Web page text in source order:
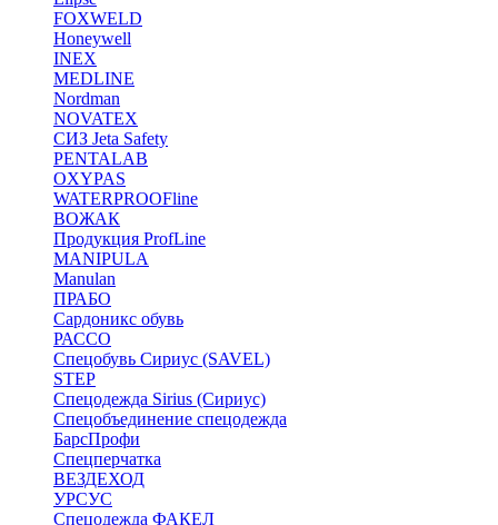
FOXWELD
Honeywell
INEX
MEDLINE
Nordman
NOVATEX
СИЗ Jeta Safety
PENTALAB
OXYPAS
WATERPROOFline
ВОЖАК
Продукция ProfLine
MANIPULA
Manulan
ПРАБО
Сардоникс обувь
РАССО
Спецобувь Сириус (SAVEL)
STEP
Спецодежда Sirius (Сириус)
Спецобъединение спецодежда
БарсПрофи
Спецперчатка
ВЕЗДЕХОД
УРСУС
Спецодежда ФАКЕЛ